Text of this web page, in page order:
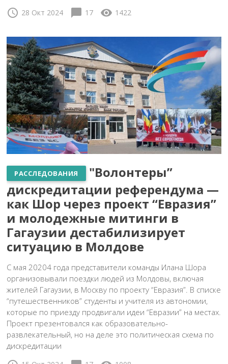
schedule 28 Окт 2024 chat_bubble 17 visibility 1422
РАССЛЕДОВАНИЯ
"Волонтеры”
дискредитации референдума —
как Шор через проект “Евразия”
и молодежные митинги в
Гагаузии дестабилизирует
ситуацию в Молдове
С мая 20204 года представители команды Илана Шора
организовывали поездки людей из Молдовы, включая
жителей Гагаузии, в Москву по проекту “Евразия”. В списке
“путешественников” студенты и учителя из автономии,
которые по приезду продвигали идеи “Евразии” на местах.
Проект презентовался как образовательно-
развлекательный, но на деле это политическая схема по
дискредитации